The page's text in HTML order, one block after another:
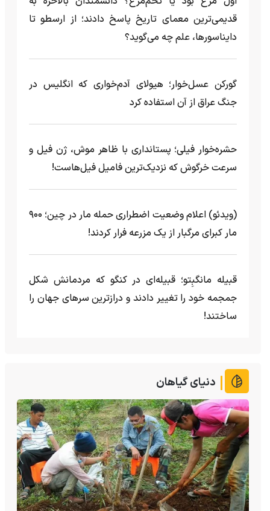
قدیمی‌ترین معمای تاریخ پاسخ دادند؛ از ارسطو تا
دایناسورها، علم چه می‌گوید؟
گورکن عسل‌خوار؛ هیولای آدم‌خواری که انگلیس در
جنگ عراق از آن استفاده کرد
حشره‌خوار فیلی؛ پستانداری با ظاهر موش، ژن فیل و
سرعت خرگوش که نزدیک‌ترین فامیل فیل‌هاست!
(ویدئو) اعلام وضعیت اضطراری حمله مار‌ در چین؛ ۹۰۰
مار کبرای مرگبار از یک مزرعه‌ فرار کردند!
قبیله مانگبِتو؛ قبیله‌ای در کنگو که مردمانش شکل
جمجمه خود را تغییر دادند و درازترین سرهای جهان را
ساختند!
دنیای گیاهان